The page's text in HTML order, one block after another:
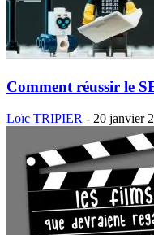
Comment réussir le
Loïc TRIPIER - 20 janvier